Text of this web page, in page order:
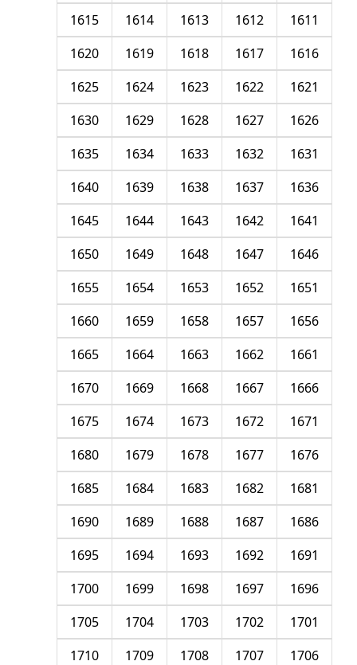
1611
1612
1613
1614
1615
1616
1617
1618
1619
1620
1621
1622
1623
1624
1625
1626
1627
1628
1629
1630
1631
1632
1633
1634
1635
1636
1637
1638
1639
1640
1641
1642
1643
1644
1645
1646
1647
1648
1649
1650
1651
1652
1653
1654
1655
1656
1657
1658
1659
1660
1661
1662
1663
1664
1665
1666
1667
1668
1669
1670
1671
1672
1673
1674
1675
1676
1677
1678
1679
1680
1681
1682
1683
1684
1685
1686
1687
1688
1689
1690
1691
1692
1693
1694
1695
1696
1697
1698
1699
1700
1701
1702
1703
1704
1705
1706
1707
1708
1709
1710